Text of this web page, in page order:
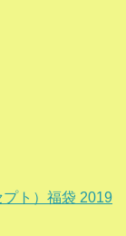
ト）福袋 2019